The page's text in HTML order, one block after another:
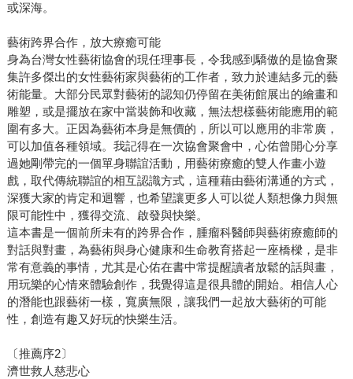
或深海。
藝術跨界合作，放大療癒可能
身為台灣女性藝術協會的現任理事長，令我感到驕傲的是協會聚
集許多傑出的女性藝術家與藝術的工作者，致力於連結多元的藝
術能量。大部分民眾對藝術的認知仍停留在美術館展出的繪畫和
雕塑，或是擺放在家中當裝飾和收藏，無法想樣藝術能應用的範
圍有多大。正因為藝術本身是無價的，所以可以應用的非常廣，
可以加值各種領域。我記得在一次協會聚會中，心佑曾開心分享
過她剛帶完的一個單身聯誼活動，用藝術療癒的雙人作畫小遊
戲，取代傳統聯誼的相互認識方式，這種藉由藝術溝通的方式，
深獲大家的肯定和迴響，也希望讓更多人可以從人類想像力與無
限可能性中，獲得交流、啟發與快樂。
這本書是一個前所未有的跨界合作，腫瘤科醫師與藝術療癒師的
對話與對畫，為藝術與身心健康和生命教育搭起一座橋樑，是非
常有意義的事情，尤其是心佑在書中常提醒讀者放鬆的話與畫，
用玩樂的心情來體驗創作，我覺得這是很具體的開始。相信人心
的潛能也跟藝術一樣，寬廣無限，讓我們一起放大藝術的可能
性，創造有趣又好玩的快樂生活。
〔推薦序2〕
濟世救人慈悲心